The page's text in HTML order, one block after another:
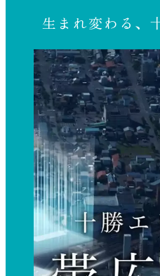
生まれ変わる、